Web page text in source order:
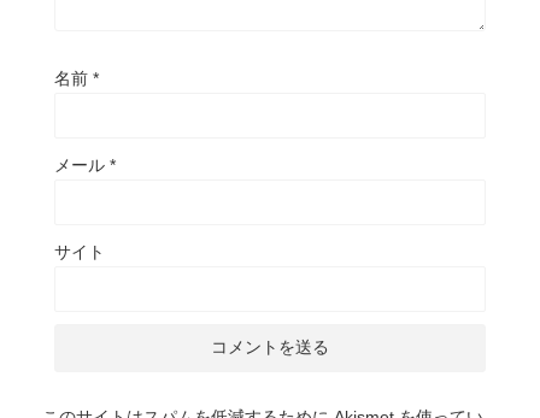
名前 *
メール *
サイト